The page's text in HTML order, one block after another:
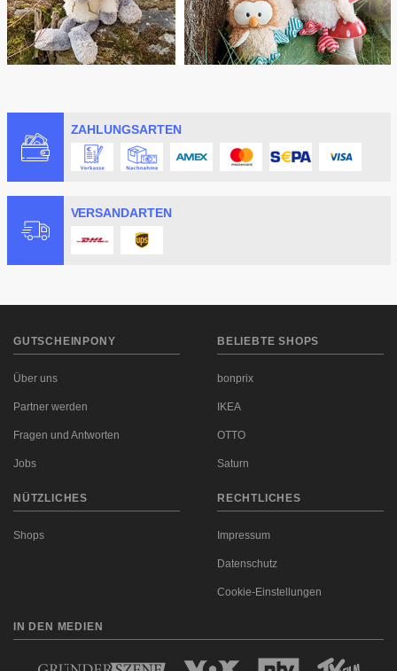
ZAHLUNGSARTEN
VERSANDARTEN
GUTSCHEINPONY
Über uns
Partner werden
Fragen und Antworten
Jobs
BELIEBTE SHOPS
bonprix
IKEA
OTTO
Saturn
NÜTZLICHES
Shops
RECHTLICHES
Impressum
Datenschutz
Cookie-Einstellungen
IN DEN MEDIEN